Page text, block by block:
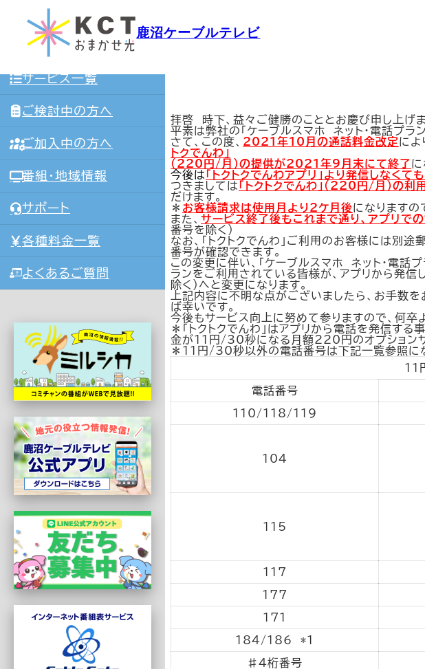
プ
鹿沼ケーブルテレビ
KCTおまかせ光とは
サービス一覧
ご検討中の方へ
ご加入中の方へ
番組・地域情報
サポート
各種料金一覧
よくあるご質問
ケーブルスマホ・オプション「トクトクでんわの
拝啓 時下、益々ご健勝のこととお慶び申し上げま
平素は弊社の「ケーブルスマホ ネット・電話プラ
さて、この度、 2021年10月の通話料金改定によ
トクでんわ」
（220円/月）の提供が2021年9月末にて終了に
今後は
「トクトクでんわアプリ」より発信しなくても
つきましては
「トクトクでんわ」（220円/月）
だけます。
＊ お客様請求は使用月より2ケ月後になりますの
また、 サービス終了後もこれまで通り、アプリで
番号を除く）
なお、「トクトクでんわ」ご利用のお客様には別
番号が確認できます。
この変更に伴い、「ケーブルスマホ ネット・電話
ランをご利用されている皆様が、アプリから発
除く）へと変更になります。
上記内容に不明な点がございましたら、お手
ば幸いです。
今後もサービス向上に努めて参りますので、何卒
＊「トクトクでんわ」はアプリから電話を発信
金が11円/30秒になる月額220円のオプションサ
＊11円/30秒以外の電話番号は下記一覧参照にな
11
電話番号
110/118/119
104
115
117
177
171
184/186 *1
♯4桁番号